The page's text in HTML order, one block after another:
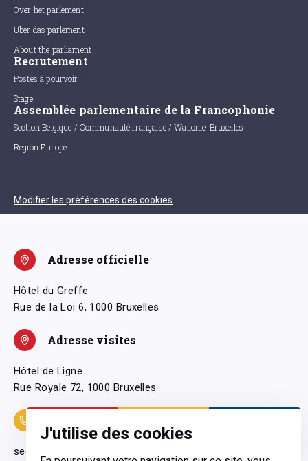
J'utilise des cookies
Over het parlement
Uber das parlement
About the parliament
Recrutement
Postes à pourvoir
Stage
Assemblée parlementaire de la Francophonie
Section Belgique / Communauté française / Wallonie-Bruxelles
Région Europe
Modifier les préférences des cookies
Adresse officielle
Hôtel du Greffe
Rue de la Loi 6, 1000 Bruxelles
Adresse visites
Hôtel de Ligne
Rue Royale 72, 1000 Bruxelles
secretariatgeneral@pfwb.be